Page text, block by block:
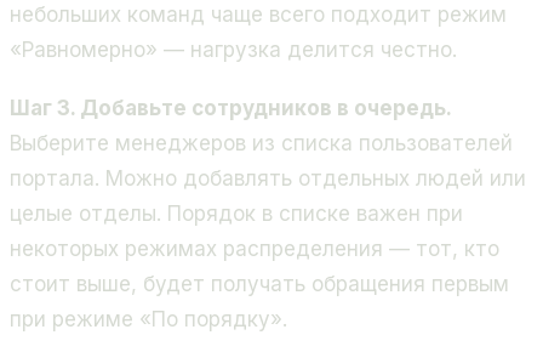
небольших команд чаще всего подходит режим
«Равномерно» — нагрузка делится честно.
Шаг 3. Добавьте сотрудников в очередь.
Выберите менеджеров из списка пользователей
портала. Можно добавлять отдельных людей или
целые отделы. Порядок в списке важен при
некоторых режимах распределения — тот, кто
стоит выше, будет получать обращения первым
при режиме «По порядку».